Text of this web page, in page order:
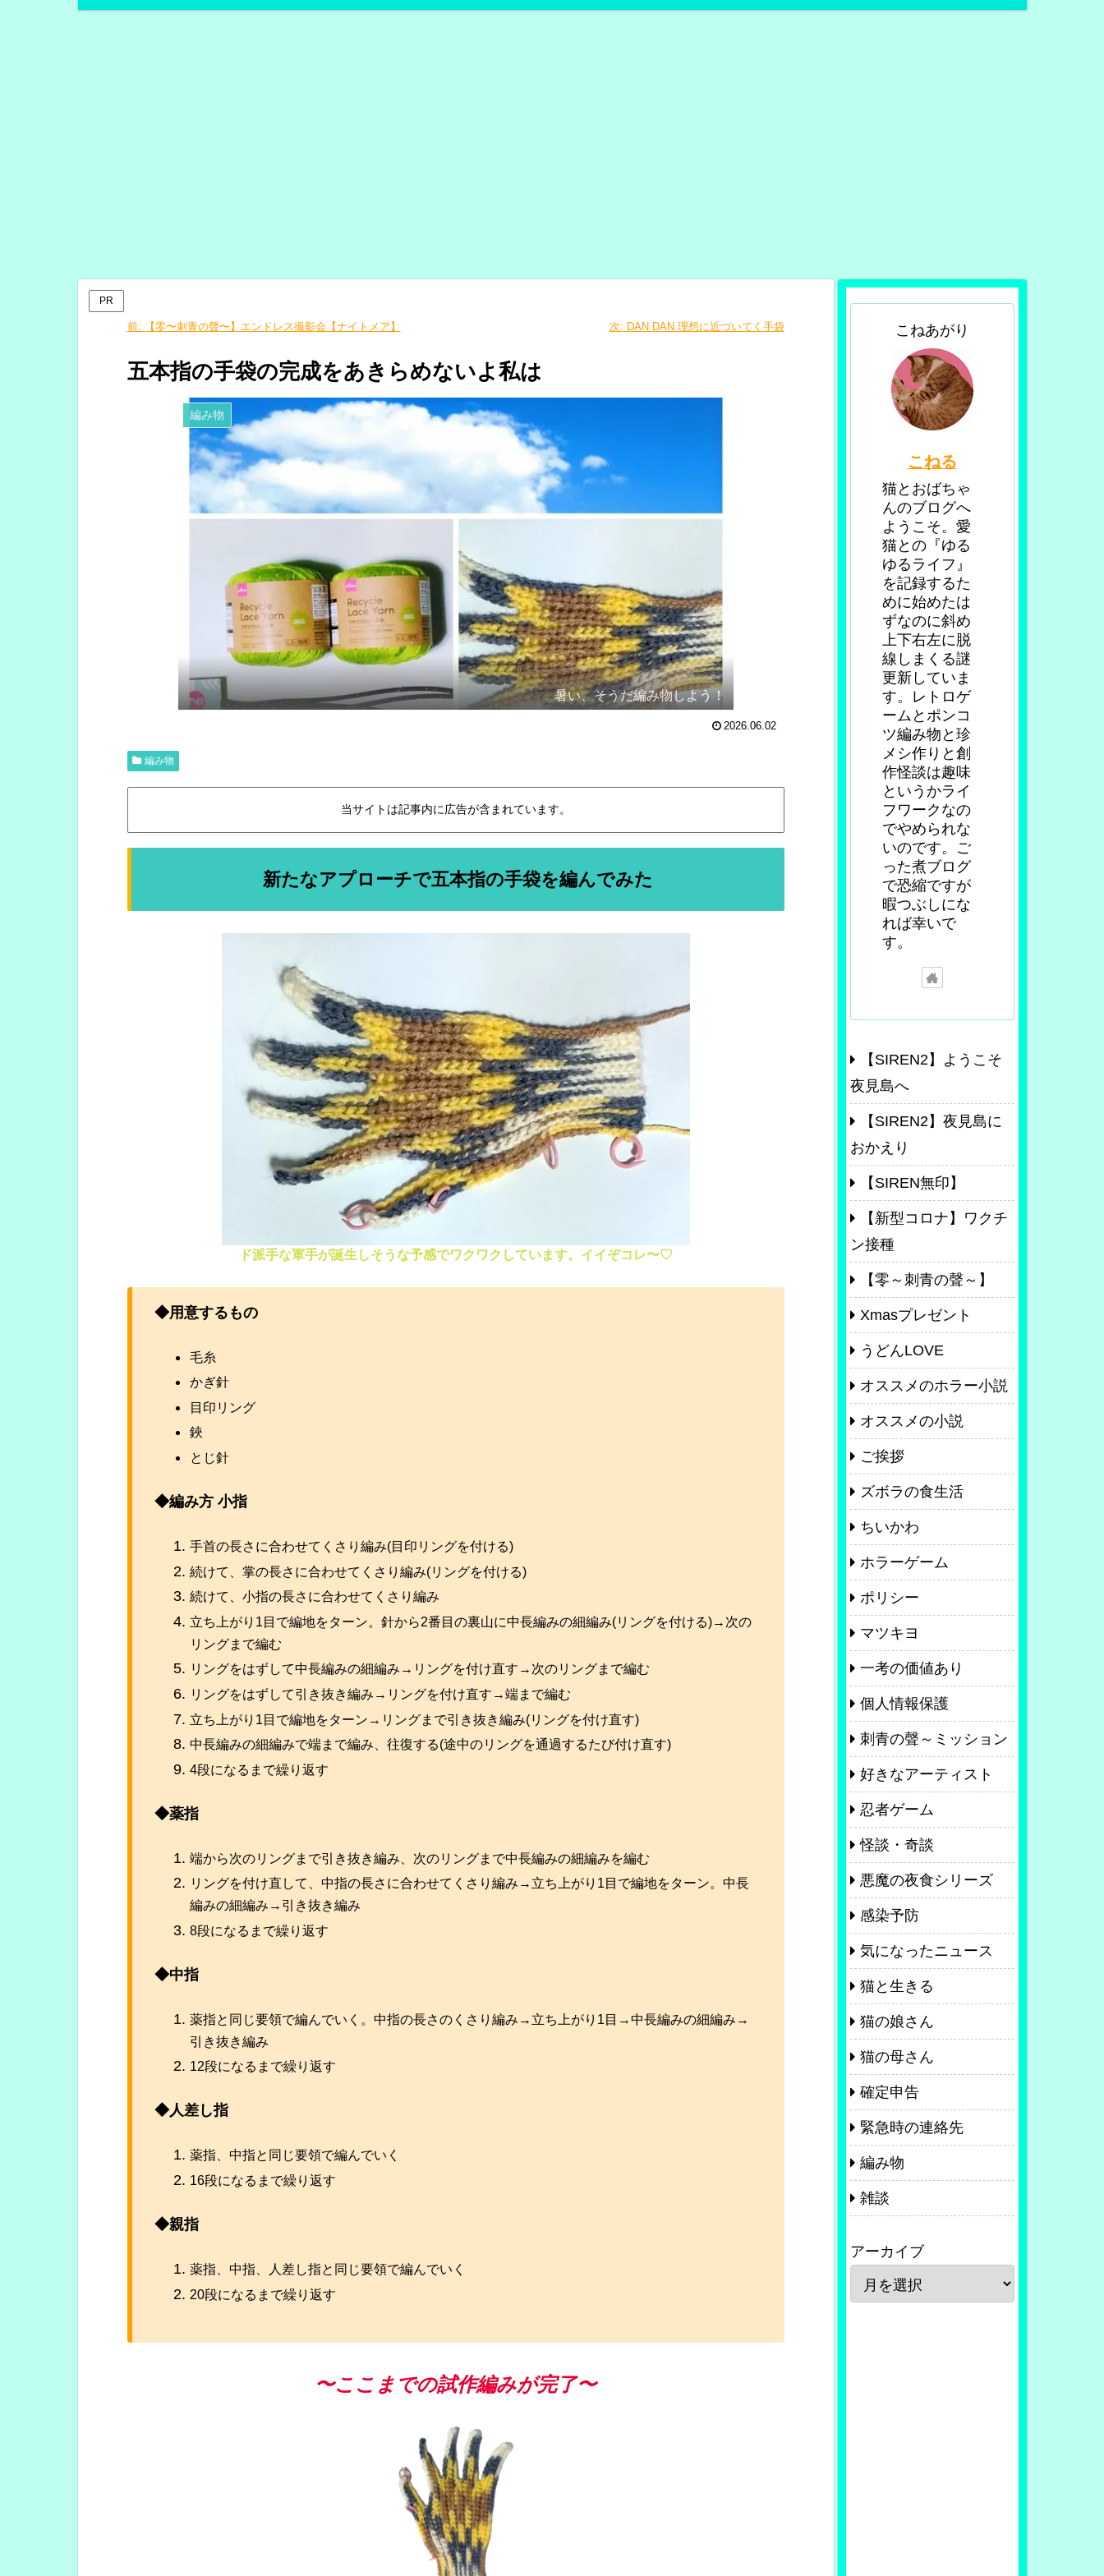
PR
前: 【零〜刺青の聲〜】エンドレス撮影会【ナイトメア】 次: DAN DAN 理想に近づいてく手袋
五本指の手袋の完成をあきらめないよ私は
編み物
暑い、そうだ編み物しよう！
2026.06.02
編み物
当サイトは記事内に広告が含まれています。
新たなアプローチで五本指の手袋を編んでみた
ド派手な軍手が誕生しそうな予感でワクワクしています。イイぞコレ〜♡
◆用意するもの
毛糸
かぎ針
目印リング
鋏
とじ針
◆編み方 小指
手首の長さに合わせてくさり編み(目印リングを付ける)
続けて、掌の長さに合わせてくさり編み(リングを付ける)
続けて、小指の長さに合わせてくさり編み
立ち上がり1目で編地をターン。針から2番目の裏山に中長編みの細編み(リングを付ける)→次の
リングまで編む
リングをはずして中長編みの細編み→リングを付け直す→次のリングまで編む
リングをはずして引き抜き編み→リングを付け直す→端まで編む
立ち上がり1目で編地をターン→リングまで引き抜き編み(リングを付け直す)
中長編みの細編みで端まで編み、往復する(途中のリングを通過するたび付け直す)
4段になるまで繰り返す
◆薬指
端から次のリングまで引き抜き編み、次のリングまで中長編みの細編みを編む
リングを付け直して、中指の長さに合わせてくさり編み→立ち上がり1目で編地をターン。中長
編みの細編み→引き抜き編み
8段になるまで繰り返す
◆中指
薬指と同じ要領で編んでいく。中指の長さのくさり編み→立ち上がり1目→中長編みの細編み→
引き抜き編み
12段になるまで繰り返す
◆人差し指
薬指、中指と同じ要領で編んでいく
16段になるまで繰り返す
◆親指
薬指、中指、人差し指と同じ要領で編んでいく
20段になるまで繰り返す
〜ここまでの試作編みが完了〜
こねあがり
こねる
猫とおばちゃ
んのブログへ
ようこそ。愛
猫との『ゆる
ゆるライフ』
を記録するた
めに始めたは
ずなのに斜め
上下右左に脱
線しまくる謎
更新していま
す。レトロゲ
ームとポンコ
ツ編み物と珍
メシ作りと創
作怪談は趣味
というかライ
フワークなの
でやめられな
いのです。ご
った煮ブログ
で恐縮ですが
暇つぶしにな
れば幸いで
す。
【SIREN2】ようこそ
夜見島へ
【SIREN2】夜見島に
おかえり
【SIREN無印】
【新型コロナ】ワクチ
ン接種
【零～刺青の聲～】
Xmasプレゼント
うどんLOVE
オススメのホラー小説
オススメの小説
ご挨拶
ズボラの食生活
ちいかわ
ホラーゲーム
ポリシー
マツキヨ
一考の価値あり
個人情報保護
刺青の聲～ミッション
好きなアーティスト
忍者ゲーム
怪談・奇談
悪魔の夜食シリーズ
感染予防
気になったニュース
猫と生きる
猫の娘さん
猫の母さん
確定申告
緊急時の連絡先
編み物
雑談
アーカイブ